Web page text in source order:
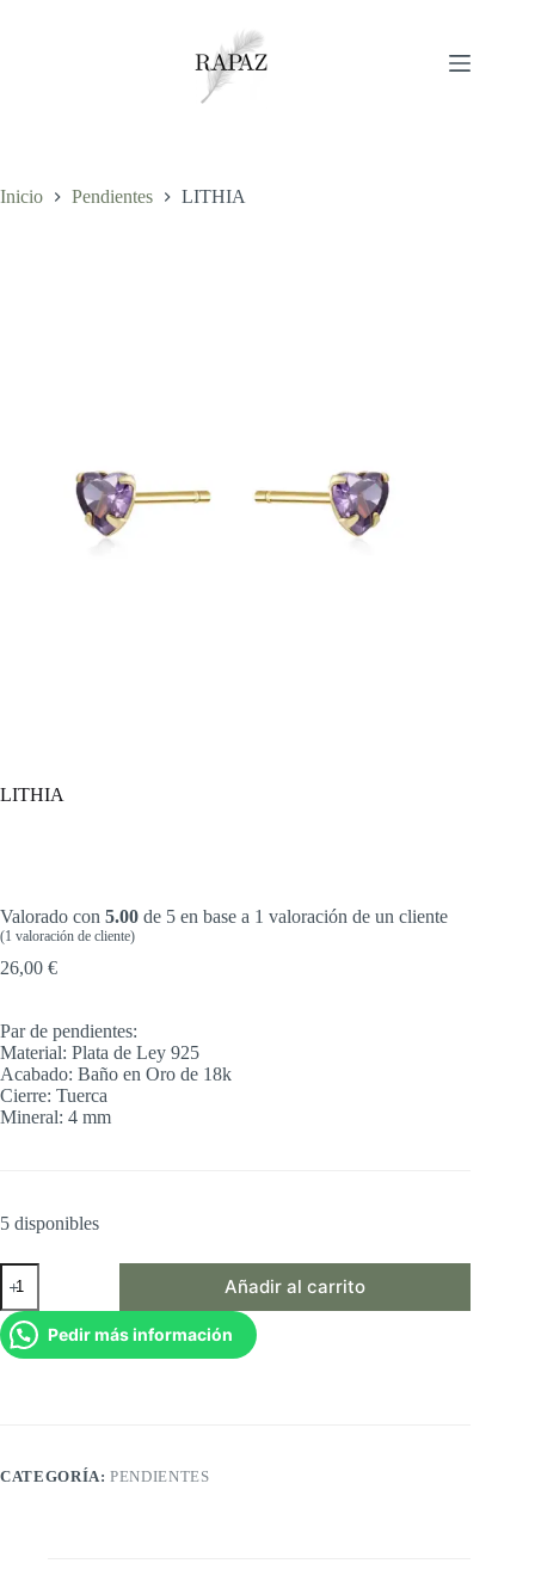
Inicio Pendientes LITHIA
LITHIA
Valorado con 5.00 de 5 en base a 1 valoración de un cliente
(1 valoración de cliente)
26,00 €
Par de pendientes:
Material: Plata de Ley 925
Acabado: Baño en Oro de 18k
Cierre: Tuerca
Mineral: 4 mm
5 disponibles
LITHIA
cantidad
Añadir al carrito
Pedir más información
CATEGORÍA:PENDIENTES